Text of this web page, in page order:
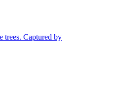
trees. Captured by